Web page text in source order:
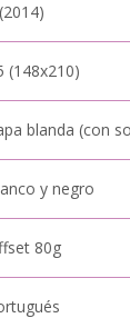
(148x210)
blanda (con
y negro
80g